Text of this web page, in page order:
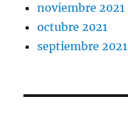
noviembre 2021
octubre 2021
septiembre 2021